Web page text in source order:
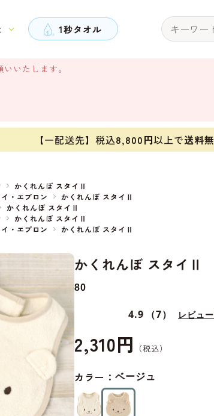
1秒タオル
いたします。
【一配送先】税込8,800円以上で送料
かくれんぼ スタイⅡ
・エプロン
かくれんぼ スタイⅡ
かくれんぼ スタイⅡ
かくれんぼ スタイⅡ
・エプロン かくれんぼ スタイⅡ
かくれんぼ スタイⅡ
80
4.9 （7） レビュ
2,310円
カラー： ベージュ